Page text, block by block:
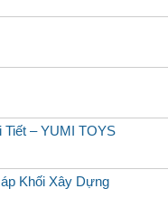
– YUMI TOYS
Khối Xây Dựng